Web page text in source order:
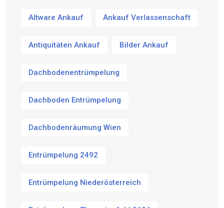
Altware Ankauf Ankauf Verlassenschaft
Antiquitäten Ankauf Bilder Ankauf
Dachbodenentrümpelung
Dachboden Entrümpelung
Dachbodenräumung Wien
Entrümpelung 2492
Entrümpelung Niederösterreich